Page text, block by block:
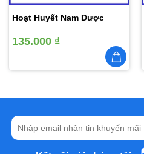
Hoạt Huyết Nam Dược
135.000 ₫